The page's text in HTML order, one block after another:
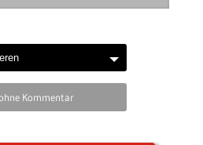
Kommentar